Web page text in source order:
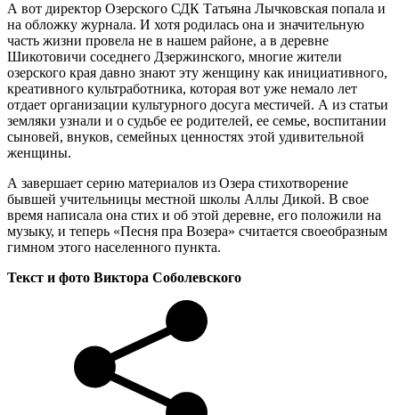
А вот директор Озерского СДК Татьяна Лычковская попала и
на обложку журнала. И хотя родилась она и значительную
часть жизни провела не в нашем районе, а в деревне
Шикотовичи соседнего Дзержинского, многие жители
озерского края давно знают эту женщину как инициативного,
креативного культработника, которая вот уже немало лет
отдает организации культурного досуга местичей. А из статьи
земляки узнали и о судьбе ее родителей, ее семье, воспитании
сыновей, внуков, семейных ценностях этой удивительной
женщины.
А завершает серию материалов из Озера стихотворение
бывшей учительницы местной школы Аллы Дикой. В свое
время написала она стих и об этой деревне, его положили на
музыку, и теперь «Песня пра Возера» считается своеобразным
гимном этого населенного пункта.
Текст и фото Виктора Соболевского